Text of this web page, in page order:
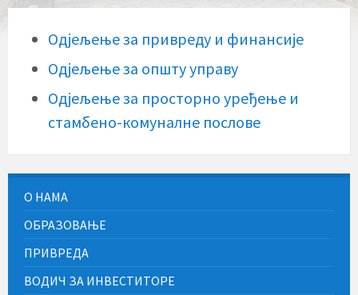
Одјељење за привреду и финансије
Одјељење за општу управу
Одјељење за просторно уређење и
стамбено-комуналне послове
О НАМА
ОБРАЗОВАЊЕ
ПРИВРЕДА
ВОДИЧ ЗА ИНВЕСТИТОРЕ